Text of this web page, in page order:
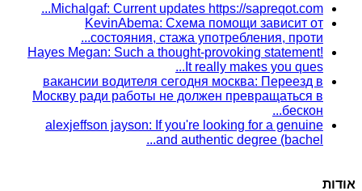
Michalgaf: Current updates https://sapreqot.com...
KevinAbema: Схема помощи зависит от
состояния, стажа употребления, проти...
Hayes Megan: Such a thought-provoking statement!
It really makes you ques...
вакансии водителя сегодня москва: Переезд в
Москву ради работы не должен превращаться в
бескон...
alexjeffson jayson: If you're looking for a genuine
and authentic degree (bachel...
אודות